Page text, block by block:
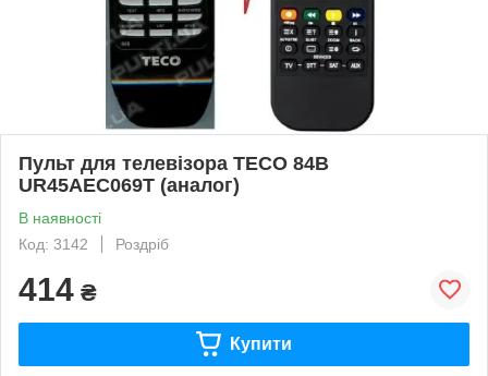
Пульт для телевізора TECO 84B
UR45AEC069T (аналог)
В наявності
Код: 3142
Роздріб
414 ₴
Купити